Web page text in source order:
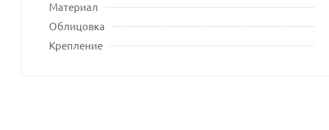
Материал
Облицовка
Крепление